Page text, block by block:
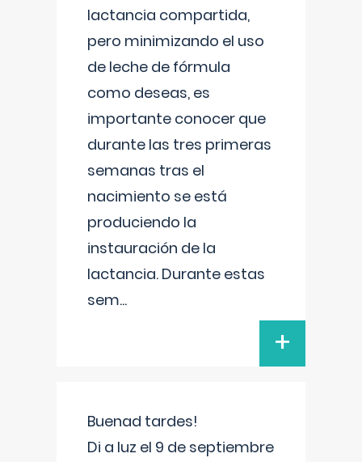
lactancia compartida,
pero minimizando el uso
de leche de fórmula
como deseas, es
importante conocer que
durante las tres primeras
semanas tras el
nacimiento se está
produciendo la
instauración de la
lactancia. Durante estas
sem...
+
Buenad tardes!
Di a luz el 9 de septiembre